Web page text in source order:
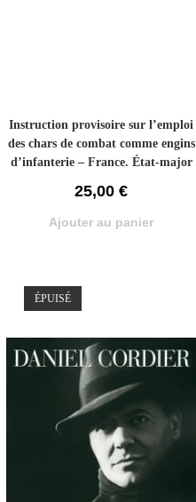
Instruction provisoire sur l’emploi
des chars de combat comme engins
d’infanterie – France. État-major
25,00 €
Ajouter au panier
ÉPUISÉ